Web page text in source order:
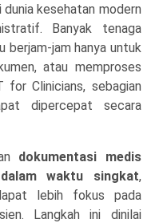
kesehatan modern
Banyak tenaga
berjam-jam hanya untuk
atau memproses
for Clinicians, sebagian
dipercepat secara
dokumentasi medis
waktu singkat,
lebih fokus pada
Langkah ini dinilai